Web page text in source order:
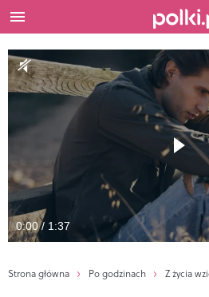
0:00 / 1:37
Strona główna Po godzinach Z życia